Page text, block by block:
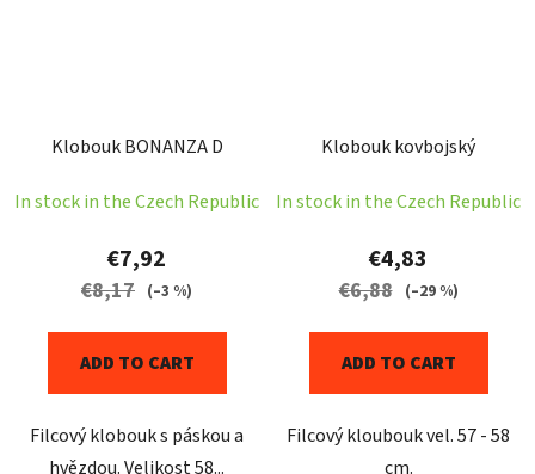
Klobouk BONANZA D
In stock in the Czech Republic
€7,92
€8,17 (–3 %)
ADD TO CART
Filcový klobouk s páskou a
hvězdou. Velikost 58...
Klobouk kovbojský
In stock in the Czech Republic
€4,83
€6,88 (–29 %)
ADD TO CART
Filcový kloubouk vel. 57 - 58
cm.